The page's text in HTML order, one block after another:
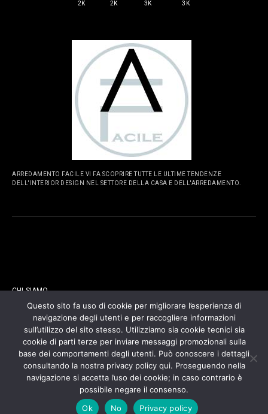
2K
2K
3K
3K
ARREDAMENTO FACILE VI FA SCOPRIRE TUTTE LE ULTIME TENDENZE
DELL'INTERIOR DESIGN NEL SETTORE DELLA CASA E DELL'ARREDAMENTO.
CHI SIAMO
CONTATTI
COOKIES POLICY
PRIVACY POLICY
Questo sito fa uso di cookie per migliorare l’esperienza di
navigazione degli utenti e per raccogliere informazioni
sull’utilizzo del sito stesso. Utilizziamo sia cookie tecnici sia
cookie di parti terze per inviare messaggi promozionali sulla
base dei comportamenti degli utenti. Può conoscere i dettagli
consultando la nostra privacy policy qui. Proseguendo nella
navigazione si accetta l’uso dei cookie; in caso contrario è
possibile negare il consenso.
Ok
No Privacy policy